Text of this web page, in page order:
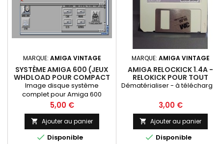
MARQUE: AMIGA VINTAGE
SYSTÈME AMIGA 600 (JEUX
WHDLOAD POUR COMPACT
FLASH OU DISQUE DUR 4GO)
Image disque système
complet pour Amiga 600
Prix
5,00 €
 Ajouter au panier
 Disponible
MARQUE: AMIGA VINTAGE
AMIGA RELOCKICK 1.4A -
RELOKICK POUR TOUT
AMIGA
Dématérialiser - à télécharger
Prix
3,00 €
 Ajouter au panier
 Disponible